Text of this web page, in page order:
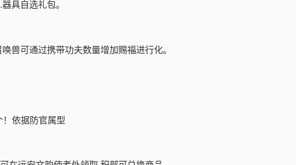
具自选礼包。
兽可通过携带功夫数量增加赐福进行化。
依据防官属型